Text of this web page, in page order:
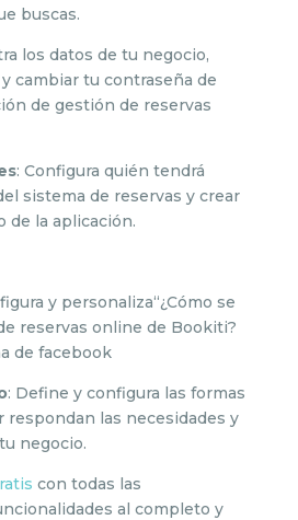
buscas.
los datos de tu negocio,
cambiar tu contraseña de
de gestión de reservas
: Configura quién tendrá
sistema de reservas y crear
de la aplicación.
y personaliza“¿Cómo se
reservas online de Bookiti?
de facebook
: Define y configura las formas
respondan las necesidades y
negocio.
con todas las
al completo y